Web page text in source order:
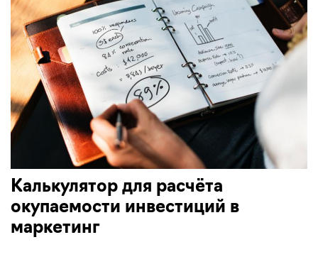
Калькулятор для расчёта
окупаемости инвестиций в
маркетинг